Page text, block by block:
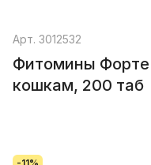
Арт. 3012532
Фитомины
кошкам, 200 таб